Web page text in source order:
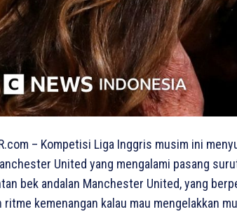
– Kompetisi Liga Inggris musim ini
United yang mengalami pasang
bek andalan Manchester United, yang
ritme kemenangan kalau mau mengelakkan